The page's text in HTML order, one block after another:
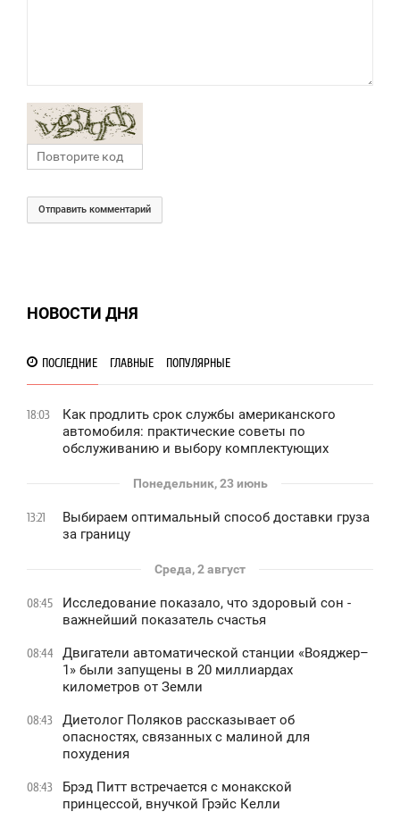
Отправить комментарий
НОВОСТИ ДНЯ
ПОСЛЕДНИЕ ГЛАВНЫЕ ПОПУЛЯРНЫЕ
18:03
Как продлить срок службы американского
автомобиля: практические советы по
обслуживанию и выбору комплектующих
Понедельник, 23 июнь
13:21
Выбираем оптимальный способ доставки груза
за границу
Среда, 2 август
08:45
Исследование показало, что здоровый сон -
важнейший показатель счастья
08:44
Двигатели автоматической станции «Вояджер–
1» были запущены в 20 миллиардах
километров от Земли
08:43
Диетолог Поляков рассказывает об
опасностях, связанных с малиной для
похудения
08:43
Брэд Питт встречается с монакской
принцессой, внучкой Грэйс Келли